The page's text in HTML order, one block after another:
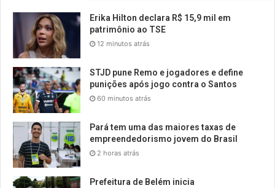
Erika Hilton declara R$ 15,9 mil em
patrimônio ao TSE
12 minutos atrás
STJD pune Remo e jogadores e define
punições após jogo contra o Santos
60 minutos atrás
Pará tem uma das maiores taxas de
empreendedorismo jovem do Brasil
2 horas atrás
Prefeitura de Belém inicia